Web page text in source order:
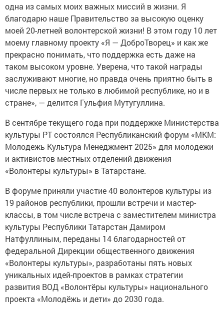
одна из самых моих важных миссий в жизни. Я
благодарю наше Правительство за высокую оценку
моей 20-летней волонтерской жизни! В этом году 10 лет
моему главному проекту «Я — ДоброТворец» и как же
прекрасно понимать, что поддержка есть даже на
таком высоком уровне. Уверена, что такой награды
заслуживают многие, но правда очень приятно быть в
числе первых не только в любимой республике, но и в
стране», — делится Гульфия Мутугуллина.
В сентябре текущего года при поддержке Министерства
культуры РТ состоялся Республиканский форум «МКМ:
Молодежь Культура Менеджмент 2025» для молодежи
и активистов местных отделений движения
«Волонтеры культуры» в Татарстане.
В форуме приняли участие 40 волонтеров культуры из
19 районов республики, прошли встречи и мастер-
классы, в том числе встреча с заместителем министра
культуры Республики Татарстан Дамиром
Натфуллиным, переданы 14 благодарностей от
федеральной Дирекции общественного движения
«Волонтеры культуры», разработаны пять новых
уникальных идей-проектов в рамках стратегии
развития ВОД «Волонтёры культуры» национального
проекта «Молодёжь и дети» до 2030 года.